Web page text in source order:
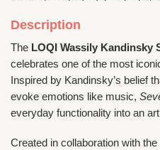
Description
The LOQI Wassily Kandinsky
celebrates one of the most
Inspired by Kandinsky’s belief
evoke emotions like music,
everyday functionality into an
Created in collaboration with the